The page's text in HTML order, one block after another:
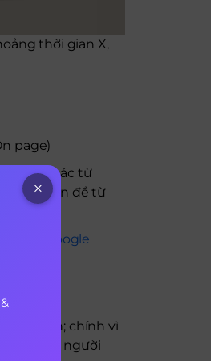
thời gian X,
page)
lên top các từ
các vấn đề từ
gì khi Google
triển; chính vì
nghiệm người